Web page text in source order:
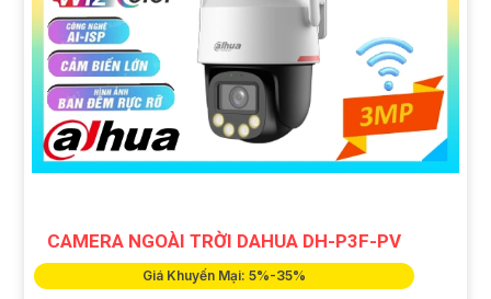
CAMERA NGOÀI TRỜI DAHUA DH-P3F-PV
Giá Khuyến Mại: 5%-35%